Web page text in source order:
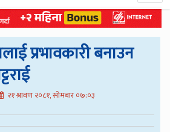
प्रभावकारी बनाउन
२१ श्रावण २०८१, सोमबार ०७:०३